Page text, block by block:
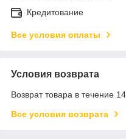
Кредитование
Все условия оплаты
Условия возврата
Возврат товара в течение
Все условия возврата